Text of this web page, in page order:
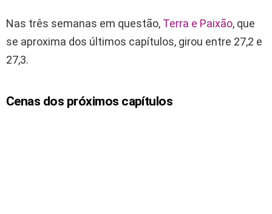
Nas três semanas em questão, Terra e Paixão, que
se aproxima dos últimos capítulos, girou entre 27,2 e
27,3.
Cenas dos próximos capítulos